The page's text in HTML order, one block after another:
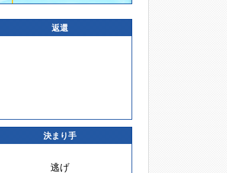
返還
決まり手
逃げ